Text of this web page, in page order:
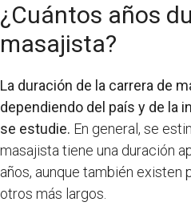
¿Cuántos años
masajista?
La duración de la carrera de
dependiendo del país y de la
se estudie. En general, se
masajista tiene una duración
años, aunque también
otros más largos.